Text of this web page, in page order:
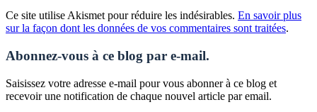
Ce site utilise Akismet pour réduire les indésirables. En savoir plus
sur la façon dont les données de vos commentaires sont traitées.
Abonnez-vous à ce blog par e-mail.
Saisissez votre adresse e-mail pour vous abonner à ce blog et
recevoir une notification de chaque nouvel article par email.